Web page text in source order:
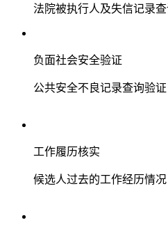
法院被执行人及失信记录
负面社会安全验证
公共安全不良记录查询验证
工作履历核实
候选人过去的工作经历情况